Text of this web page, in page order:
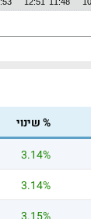
% שינוי
3.14%
3.14%